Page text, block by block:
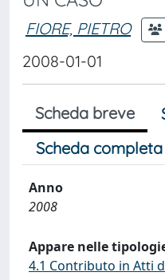
FIORE, PIETRO
2008-01-01
Scheda breve
Scheda completa
Anno
2008
Appare nelle
4.1 Contributo in Atti